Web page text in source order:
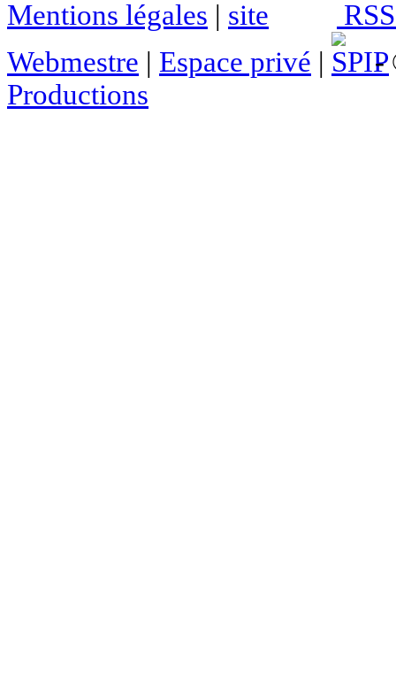
Mentions légales |
Webmestre | Espace privé |
-
Productions